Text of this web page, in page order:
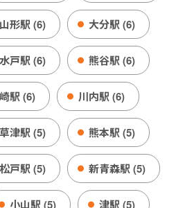
山形駅 (6) 大分駅 (6)
水戸駅 (6) 熊谷駅 (6)
駅 (6) 川内駅 (6)
草津駅 (5) 熊本駅 (5)
松戸駅 (5) 新青森駅 (5)
小山駅 (5) 津駅 (5)